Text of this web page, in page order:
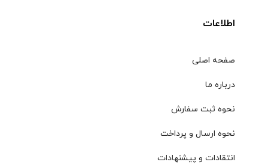
اطلاعات
صفحه اصلی
درباره ما
نحوه ثبت سفارش
نحوه ارسال و پرداخت
انتقادات و پیشنهادات